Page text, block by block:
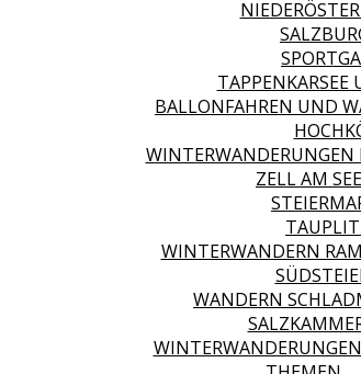
TAPPENKARSEE
BALLONFAHREN UND
WINTERWANDERUNGEN
ZELL AM
WINTERWANDERN
WANDERN